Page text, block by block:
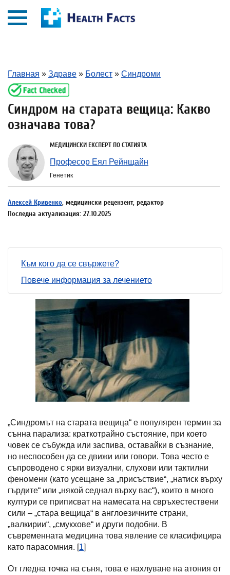
Главная » Здраве » Болест » Синдроми
Синдром на старата вещица: Какво
означава това?
МЕДИЦИНСКИ ЕКСПЕРТ ПО СТАТИЯТА
Професор Еял Рейнщайн
Генетик
Алексей Кривенко, медицински рецензент, редактор
Последна актуализация: 27.10.2025
Към кого да се свържете?
Повече информация за лечението
„Синдромът на старата вещица“ е популярен термин за
сънна парализа: краткотрайно състояние, при което
човек се събужда или заспива, оставайки в съзнание,
но неспособен да се движи или говори. Това често е
съпроводено с ярки визуални, слухови или тактилни
феномени (като усещане за „присъствие“, „натиск върху
гърдите“ или „някой седнал върху вас“), които в много
култури се приписват на намесата на свръхестествени
сили – „стара вещица“ в англоезичните страни,
„валкирии“, „смукхове“ и други подобни. В
съвременната медицина това явление се класифицира
като парасомния. [1]
От гледна точка на съня, това е нахлуване на атония от